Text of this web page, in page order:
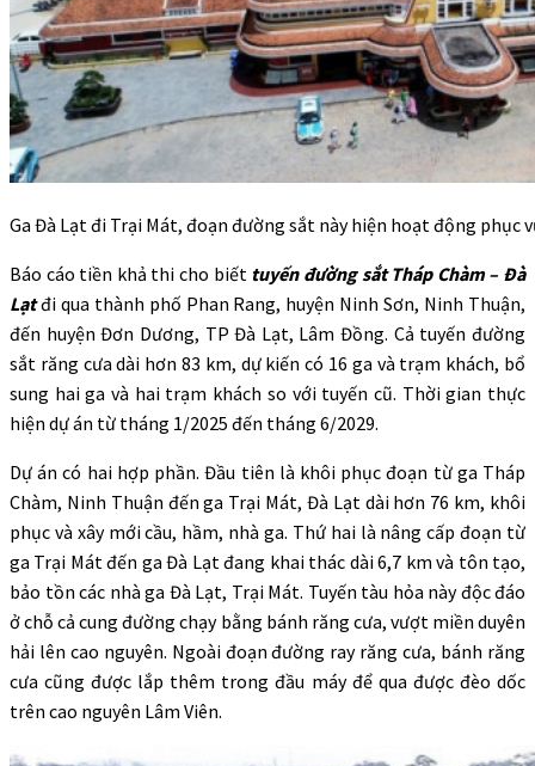
Ga Đà Lạt đi Trại Mát, đoạn đường sắt này hiện hoạt động phục
Báo cáo tiền khả thi cho biết tuyến đường sắt Tháp Chàm – Đà
Lạtđi qua thành phố Phan Rang, huyện Ninh Sơn, Ninh Thuận,
đến huyện Đơn Dương, TP Đà Lạt, Lâm Đồng. Cả tuyến đường
sắt răng cưa dài hơn 83 km, dự kiến có 16 ga và trạm khách, bổ
sung hai ga và hai trạm khách so với tuyến cũ. Thời gian thực
hiện dự án từ tháng 1/2025 đến tháng 6/2029.
Dự án có hai hợp phần. Đầu tiên là khôi phục đoạn từ ga Tháp
Chàm, Ninh Thuận đến ga Trại Mát, Đà Lạt dài hơn 76 km, khôi
phục và xây mới cầu, hầm, nhà ga. Thứ hai là nâng cấp đoạn từ
ga Trại Mát đến ga Đà Lạt đang khai thác dài 6,7 km và tôn tạo,
bảo tồn các nhà ga Đà Lạt, Trại Mát. Tuyến tàu hỏa này độc đáo
ở chỗ cả cung đường chạy bằng bánh răng cưa, vượt miền duyên
hải lên cao nguyên. Ngoài đoạn đường ray răng cưa, bánh răng
cưa cũng được lắp thêm trong đầu máy để qua được đèo dốc
trên cao nguyên Lâm Viên.